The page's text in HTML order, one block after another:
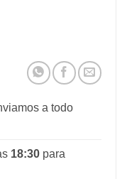
a todo
18:30para